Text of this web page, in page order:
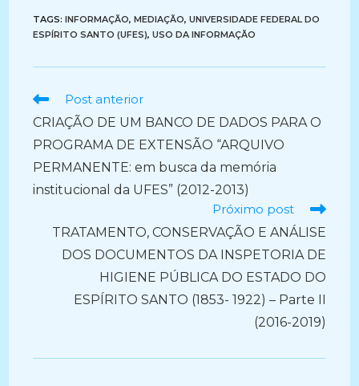
TAGS:INFORMAÇÃO, MEDIAÇÃO, UNIVERSIDADE FEDERAL DO
ESPÍRITO SANTO (UFES), USO DA INFORMAÇÃO
Ler
artigos
Post anterior
CRIAÇÃO DE UM BANCO DE DADOS PARA O
PROGRAMA DE EXTENSÃO “ARQUIVO
PERMANENTE: em busca da memória
institucional da UFES” (2012-2013)
Próximo post
TRATAMENTO, CONSERVAÇÃO E ANÁLISE
DOS DOCUMENTOS DA INSPETORIA DE
HIGIENE PÚBLICA DO ESTADO DO
ESPÍRITO SANTO (1853- 1922) – Parte II
(2016-2019)